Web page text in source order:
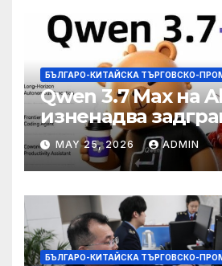
БЪЛГАРО-КИТАЙСКА ТЪРГОВСКО-
Qwen 3.7 Max на
изненадва
разработчици с
автономно
задачи
MAY 25, 2026 ADMIN
БЪЛГАРО-КИТАЙСКА ТЪРГОВСКО-